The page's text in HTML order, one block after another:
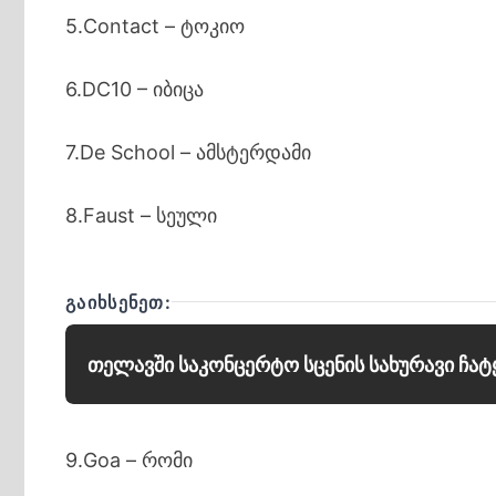
5.Contact – ტოკიო
6.DC10 – იბიცა
7.De School – ამსტერდამი
8.Faust – სეული
ᲒᲐᲘᲮᲡᲔᲜᲔᲗ:
თელავში საკონცერტო სცენის სახურავი
9.Goa – რომი